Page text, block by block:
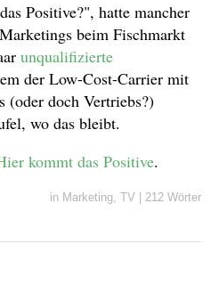
Positive?", hatte mancher
beim Fischmarkt
unqualifizierte
der Low-Cost-Carrier mit
(oder doch Vertriebs?)
wo das bleibt.
kommt das Positive.
in Marketing, TV 212 Wörter